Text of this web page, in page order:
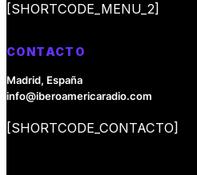
[SHORTCODE_MENU_2]
CONTACTO
Madrid, España
info@iberoamericaradio.com
[SHORTCODE_CONTACTO]